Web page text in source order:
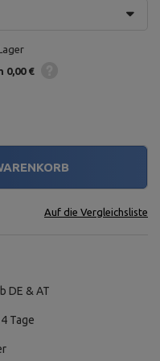
0,00 €
Auf die Vergleichsliste
DE & AT
Tage